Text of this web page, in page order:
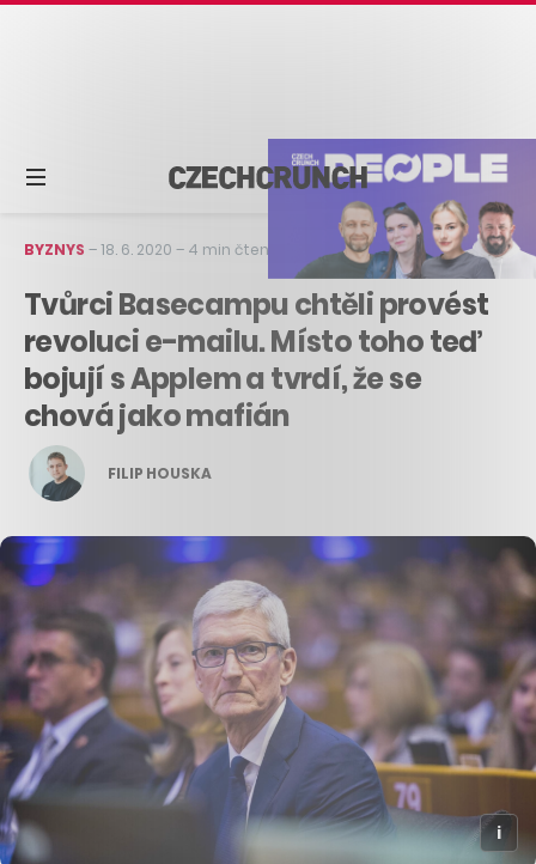
BYZNYS –18. 6. 2020 – 4 min čtení
Tvůrci Basecampu chtěli provést
revoluci e-mailu. Místo toho teď
bojují s Applem a tvrdí, že se
chová jako mafián
FILIP HOUSKA